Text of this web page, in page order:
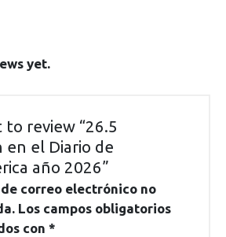
yet.
review “26.5
en el Diario de
año 2026”
correo electrónico no
Los campos obligatorios
con *